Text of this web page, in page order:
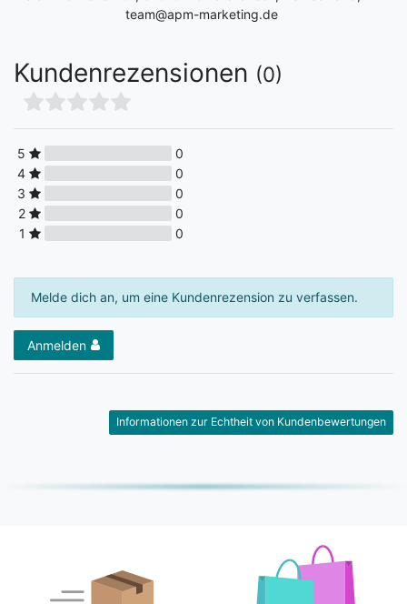
team@apm-marketing.de
Kundenrezensionen (0)
5
0
4
0
3
0
2
0
1
0
Melde dich an, um eine Kundenrezension zu verfassen.
Anmelden
Informationen zur Echtheit von Kundenbewertungen